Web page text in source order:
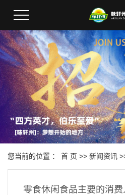
您当前的位置 ： 首 页 >> 新闻资讯
零食休闲食品主要的消费